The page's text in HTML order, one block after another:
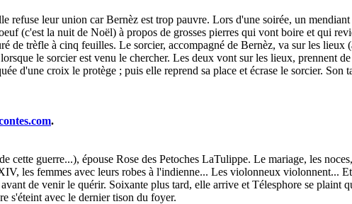
refuse leur union car Bernèz est trop pauvre. Lors d'une soirée, un
(c'est la nuit de Noël) à propos de grosses pierres qui vont boire et qui
de trèfle à cinq feuilles. Le sorcier, accompagné de Bernèz, va sur les
le sorcier est venu le chercher. Les deux vont sur les lieux, prennent
d'une croix le protège ; puis elle reprend sa place et écrase le sorcier.
.
cette guerre...), épouse Rose des Petoches LaTulippe. Le mariage, les
les femmes avec leurs robes à l'indienne... Les violonneux violonnent...
de venir le quérir. Soixante plus tard, elle arrive et Télesphore se plaint
s'éteint avec le dernier tison du foyer.